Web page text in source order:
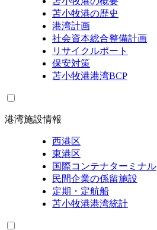
苫小牧港の歴史
港湾計画
社会資本総合整備計画
リサイクルポート
保安対策
苫小牧港港湾BCP
港湾施設情報
西港区
東港区
国際コンテナターミナル
民間企業の係留施設
定期・定航船
苫小牧港港湾統計